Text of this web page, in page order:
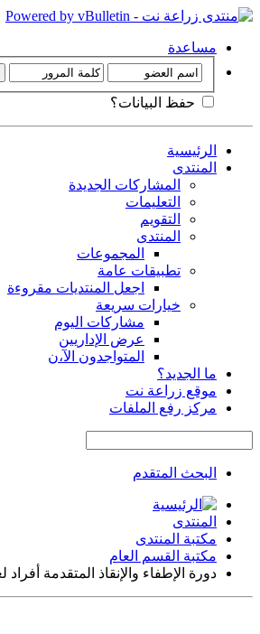
مساعدة
حفظ البيانات؟
الرئيسية
المنتدى
المشاركات الجديدة
التعليمات
التقويم
المنتدى
المجموعات
تطبيقات عامة
اجعل المنتديات مقروءة
خيارات سريعة
مشاركات اليوم
عرض الإداريين
المتواجدون الآ،ن
ما الجديد؟
موقع زراعة نت
مركز رفع الملفات
البحث المتقدم
المنتدى
مكتبة المنتدى
مكتبة القسم العام
دورة الإطفاء والإنقاذ المتقدمة أفراد لعام